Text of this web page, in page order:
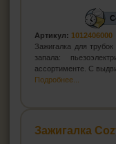
Артикул: 1012406000
Зажигалка для
запала:
ассортименте. С
Подробнее...
Зажигалка